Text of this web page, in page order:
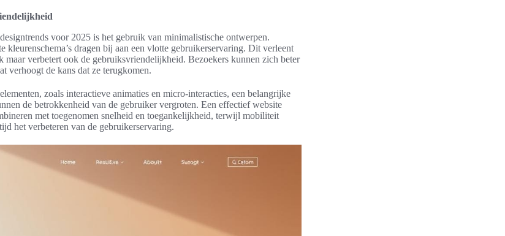
voor 2025 is het gebruik van minimalistische ontwerpen.
kleurenschema’s dragen bij aan een vlotte gebruikerservaring. Dit verleent
maar verbetert ook de gebruiksvriendelijkheid. Bezoekers kunnen zich beter
verhoogt de kans dat ze terugkomen.
zoals interactieve animaties en micro-interacties, een belangrijke
de betrokkenheid van de gebruiker vergroten. Een effectief website
met toegenomen snelheid en toegankelijkheid, terwijl mobiliteit
het verbeteren van de gebruikerservaring.